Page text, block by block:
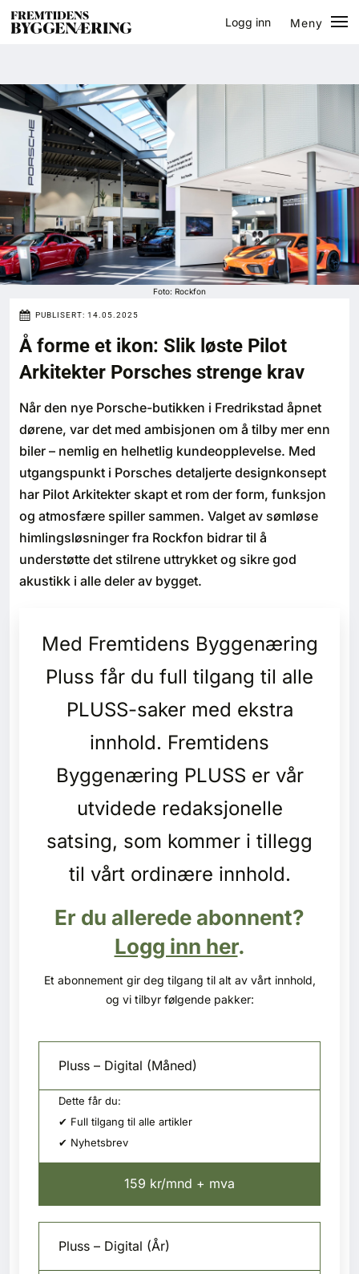
Logg inn
Meny
Eventer
Prosjekter
Bygg-guiden
Logg inn
Bygg
Arkitektur
Bærekraft
Digitalisering
Øvrige
Tips redaksjonen
Abonnere magasin
Abonnement Pluss
SE BLADARKIV
Foto: Rockfon
PUBLISERT: 14.05.2025
Å forme et ikon: Slik løste Pilot
Arkitekter Porsches strenge krav
Når den nye Porsche-butikken i Fredrikstad åpnet
dørene, var det med ambisjonen om å tilby mer enn
biler – nemlig en helhetlig kundeopplevelse. Med
utgangspunkt i Porsches detaljerte designkonsept
har Pilot Arkitekter skapt et rom der form, funksjon
og atmosfære spiller sammen. Valget av sømløse
himlingsløsninger fra Rockfon bidrar til å
understøtte det stilrene uttrykket og sikre god
akustikk i alle deler av bygget.
Med Fremtidens Byggenæring
Pluss får du full tilgang til alle
PLUSS-saker med ekstra
innhold. Fremtidens
Byggenæring PLUSS er vår
utvidede redaksjonelle
satsing, som kommer i tillegg
til vårt ordinære innhold.
Er du allerede abonnent?
Logg inn her.
Et abonnement gir deg tilgang til alt av vårt innhold,
og vi tilbyr følgende pakker:
Pluss – Digital (Måned)
Dette får du:
✔ Full tilgang til alle artikler
✔ Nyhetsbrev
159 kr/mnd + mva
Pluss – Digital (År)